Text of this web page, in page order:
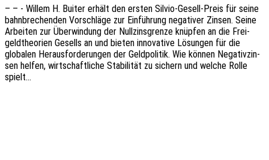
– – - Willem H. Buiter erhält den ersten Silvio-Gesell-Preis für seine
bahn­bre­chen­den Vorschlä­ge zur Einfüh­rung nega­ti­ver Zinsen. Seine
Arbei­ten zur Über­win­dung der Null­zins­gren­ze knüp­fen an die Frei­
geld­theo­rien Gesells an und bieten inno­va­ti­ve Lösun­gen für die
globa­len Heraus­for­de­run­gen der Geld­po­li­tik. Wie können Nega­tiv­zin­
sen helfen, wirt­schaft­li­che Stabi­li­tät zu sichern und welche Rolle
spielt…